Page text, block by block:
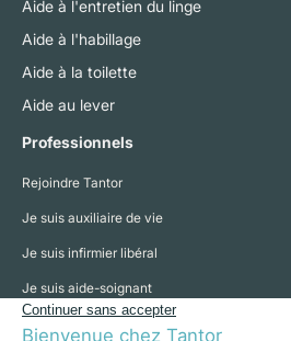
Aide à l'entretien du linge
Aide à l'habillage
Aide à la toilette
Aide au lever
Professionnels
Rejoindre Tantor
Je suis auxiliaire de vie
Je suis infirmier libéral
Je suis aide-soignant